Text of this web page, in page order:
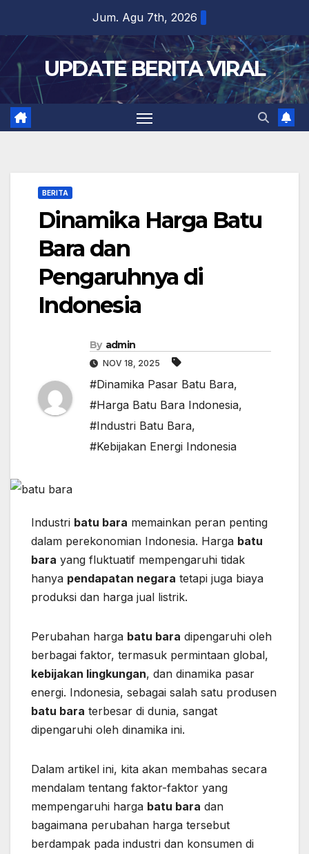
content
Jum. Agu 7th, 2026
UPDATE BERITA VIRAL
BERITA
Dinamika Harga Batu
Bara dan
Pengaruhnya di
Indonesia
By admin
NOV 18, 2025
#Dinamika Pasar Batu Bara,
#Harga Batu Bara Indonesia,
#Industri Batu Bara,
#Kebijakan Energi Indonesia
Industri batu bara memainkan peran penting
dalam perekonomian Indonesia. Harga batu
bara yang fluktuatif mempengaruhi tidak
hanya pendapatan negara tetapi juga biaya
produksi dan harga jual listrik.
Perubahan harga batu bara dipengaruhi oleh
berbagai faktor, termasuk permintaan global,
kebijakan lingkungan, dan dinamika pasar
energi. Indonesia, sebagai salah satu produsen
batu bara terbesar di dunia, sangat
dipengaruhi oleh dinamika ini.
Dalam artikel ini, kita akan membahas secara
mendalam tentang faktor-faktor yang
mempengaruhi harga batu bara dan
bagaimana perubahan harga tersebut
berdampak pada industri dan konsumen di